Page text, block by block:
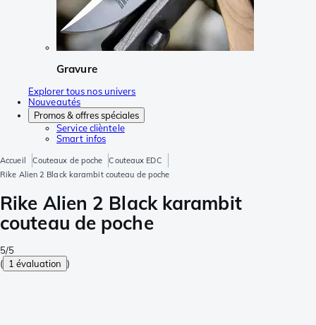
Gravure
Explorer tous nos univers
Nouveautés
Promos & offres spéciales
Service clièntele
Smart infos
Accueil Couteaux de poche
Couteaux EDC
Rike Alien 2 Black karambit couteau de poche
Rike Alien 2 Black karambit
couteau de poche
5/5
( 1 évaluation )